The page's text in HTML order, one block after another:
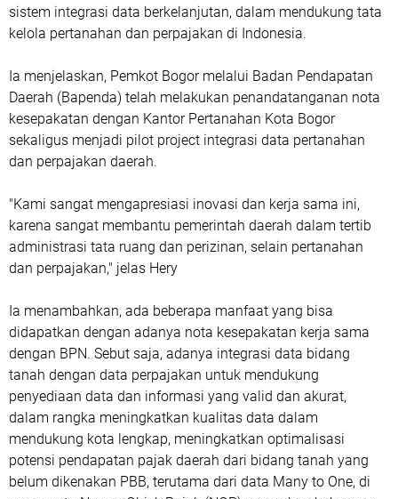
sistem integrasi data berkelanjutan, dalam mendukung tata
kelola pertanahan dan perpajakan di Indonesia.
Ia menjelaskan, Pemkot Bogor melalui Badan Pendapatan
Daerah (Bapenda) telah melakukan penandatanganan nota
kesepakatan dengan Kantor Pertanahan Kota Bogor
sekaligus menjadi pilot project integrasi data pertanahan
dan perpajakan daerah.
"Kami sangat mengapresiasi inovasi dan kerja sama ini,
karena sangat membantu pemerintah daerah dalam tertib
administrasi tata ruang dan perizinan, selain pertanahan
dan perpajakan," jelas Hery
Ia menambahkan, ada beberapa manfaat yang bisa
didapatkan dengan adanya nota kesepakatan kerja sama
dengan BPN. Sebut saja, adanya integrasi data bidang
tanah dengan data perpajakan untuk mendukung
penyediaan data dan informasi yang valid dan akurat,
dalam rangka meningkatkan kualitas data dalam
mendukung kota lengkap, meningkatkan optimalisasi
potensi pendapatan pajak daerah dari bidang tanah yang
belum dikenakan PBB, terutama dari data Many to One, di